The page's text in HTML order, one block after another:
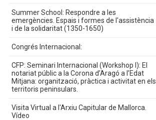
Summer School: Respondre a les
emergències. Espais i formes de l'assistència
i de la solidaritat (1350-1650)
Congrés Internacional:
CFP: Seminari Internacional (Workshop I): El
notariat públic a la Corona d’Aragó a l’Edat
Mitjana: organització, pràctica i activitat en els
territoris peninsulars.
Visita Virtual a l'Arxiu Capitular de Mallorca.
Vídeo